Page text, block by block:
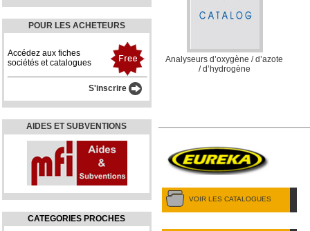
POUR LES ACHETEURS
Accédez aux fiches
sociétés et catalogues
S'inscrire
AIDES ET SUBVENTIONS
CATEGORIES PROCHES
Analyseurs d’oxygène / d’azote
/ d’hydrogène
VOIR LES CATALOGUES